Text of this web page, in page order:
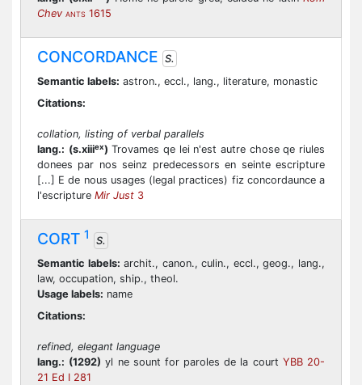
Chev ANTS 1615
CONCORDANCE S.
Semantic labels: astron., eccl., lang., literature, monastic
Citations:
collation, listing of verbal parallels
lang.: (s.xiiiex) Trovames qe lei n'est autre chose qe riules
donees par nos seinz predecessors en seinte escripture
[...] E de nous usages (legal practices) fiz concordaunce a
l'escripture Mir Just 3
CORT 1
S.
Semantic labels: archit., canon., culin., eccl., geog., lang.,
law, occupation, ship., theol.
Usage labels: name
Citations:
refined, elegant language
lang.: (1292) yl ne sount for paroles de la court YBB 20-
21 Ed I 281